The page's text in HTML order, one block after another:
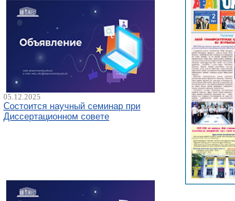
05.12.2025
Состоится научный семинар при
Диссертационном совете